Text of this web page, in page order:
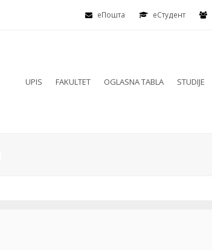
еПошта eСтудент
UPIS FAKULTET OGLASNA TABLA STUDIJE